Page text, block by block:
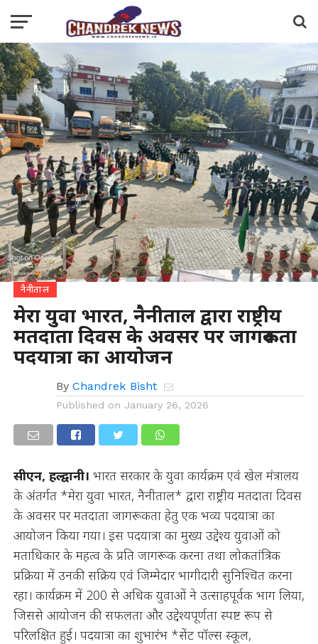
नैनीताल
मेरा युवा भारत, नैनीताल द्वारा राष्ट्रीय
मतदाता दिवस के अवसर पर जागरूकता
पदयात्रा का आयोजन
By Chandrek Bisht
Published on January 26, 2026
सीएन, हल्द्वानी। भारत सरकार के युवा कार्यक्रम एवं खेल मंत्रालय
के अंतर्गत *मेरा युवा भारत, नैनीताल* द्वारा राष्ट्रीय मतदाता दिवस
के अवसर पर मतदाता जागरूकता हेतु एक भव्य पदयात्रा का
आयोजन किया गया। इस पदयात्रा का मुख्य उद्देश्य युवाओं को
मताधिकार के महत्व के प्रति जागरूक करना तथा लोकतांत्रिक
प्रक्रिया में उनकी सक्रिय एवं जिम्मेदार भागीदारी सुनिश्चित करना
रहा। कार्यक्रम में 200 से अधिक युवाओं ने उत्साहपूर्वक भाग लिया,
जिससे आयोजन की सफलता और उद्देश्यपूर्णता स्पष्ट रूप से
परिलक्षित हुई। पदयात्रा का शुभारंभ *सेंट पॉल्स स्कूल,